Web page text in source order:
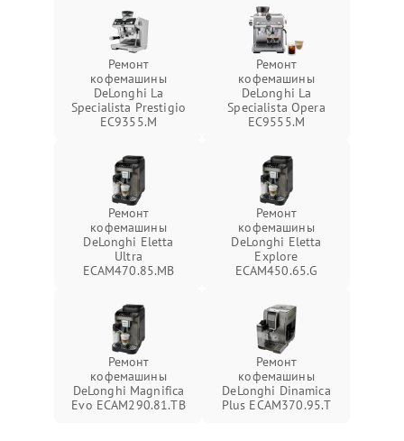
Ремонт
кофемашины
DeLonghi La
Specialista Prestigio
EC9355.M
Ремонт
кофемашины
DeLonghi La
Specialista Opera
EC9555.M
Ремонт
кофемашины
DeLonghi Eletta
Ultra
ECAM470.85.MB
Ремонт
кофемашины
DeLonghi Eletta
Explore
ECAM450.65.G
Ремонт
кофемашины
DeLonghi Magnifica
Evo ECAM290.81.TB
Ремонт
кофемашины
DeLonghi Dinamica
Plus ECAM370.95.T